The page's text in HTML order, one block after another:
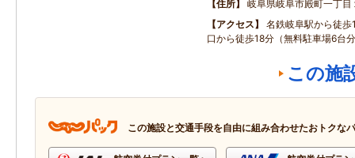
住所
岐阜県岐阜市殿町一丁目
アクセス
名鉄岐阜駅から徒
口から徒歩18分（無料駐車場6台
この施
この施設と交通手段を自由に組み合わせたおトクな